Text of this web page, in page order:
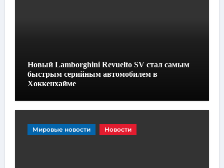
Новый Lamborghini Revuelto SV стал самым
быстрым серийным автомобилем в
Хоккенхайме
Мировые новости Новости